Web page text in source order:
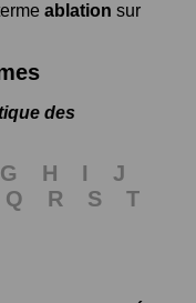
ablation sur
des
G H I
J
Q R S
T